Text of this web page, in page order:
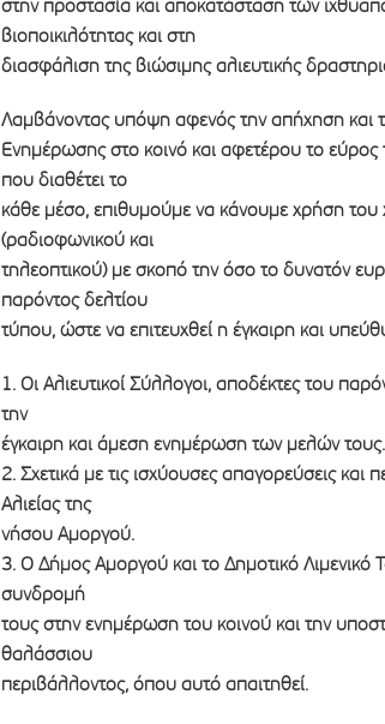
στην προστασία και αποκατάσταση των
βιοποικιλότητας και στη
διασφάλιση της βιώσιμης αλιευτικής
Λαμβάνοντας υπόψη αφενός την απήχηση και
Ενημέρωσης στο κοινό και αφετέρου το
που διαθέτει το
κάθε μέσο, επιθυμούμε να κάνουμε χρήση
(ραδιοφωνικού και
τηλεοπτικού) με σκοπό την όσο το δυνατόν
παρόντος δελτίου
τύπου, ώστε να επιτευχθεί η έγκαιρη και
1. Οι Αλιευτικοί Σύλλογοι, αποδέκτες του
την
έγκαιρη και άμεση ενημέρωση των μελών τους.
2. Σχετικά με τις ισχύουσες απαγορεύσεις και
Αλιείας της
νήσου Αμοργού.
3. Ο Δήμος Αμοργού και το Δημοτικό Λιμενικό
συνδρομή
τους στην ενημέρωση του κοινού και την
θαλάσσιου
περιβάλλοντος, όπου αυτό απαιτηθεί.